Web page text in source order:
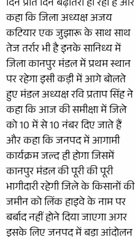
दिन प्रति दिन बढ़ोतरी हो रही है और
कहा कि जिला अध्यक्ष अजय
कटियार एक जुझारू के साथ साथ
तेज तर्रार भी है इनके सानिध्य में
जिला कानपुर मंडल में प्रथम स्थान
पर रहेगा इसी कड़ी में आगे बोलते
हुए मंडल अध्यक्ष रवि प्रताप सिंह ने
कहा कि आज की समीक्षा में जिले
को 10 में से 10 नंबर दिए जाते हैं
और कहा कि जनपद में आगामी
कार्यक्रम जल्द ही होगा जिसमें
कानपुर मंडल की पूरी की पूरी
भागीदारी रहेगी जिले के किसानों की
जमीन को लिंक हाइवे के नाम पर
बर्बाद नहीं होने दिया जाएगा अगर